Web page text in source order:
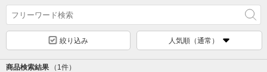
絞り込み 人気順（通常）
商品検索結果 （1件）